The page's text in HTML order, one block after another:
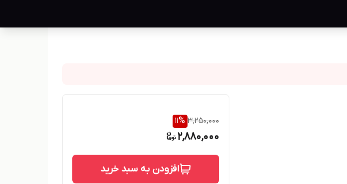
3,250,000
11%
2,880,000
افزودن به سبد خرید